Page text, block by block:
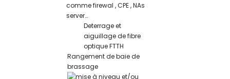
comme firewal , CPE , NAs
server…
Deterrage et
aiguillage de fibre
optique FTTH
Rangement de baie de
brassage